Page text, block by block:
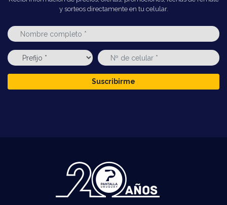
y sorteos directamente en tu celular.
Suscribirme